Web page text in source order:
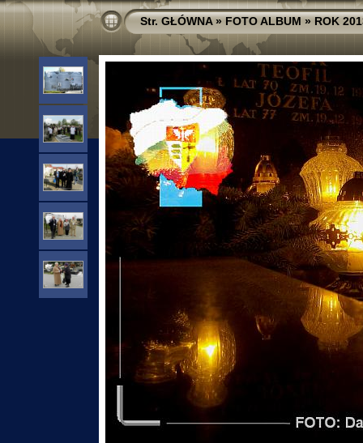
Str. GŁÓWNA»FOTO ALBUM»ROK